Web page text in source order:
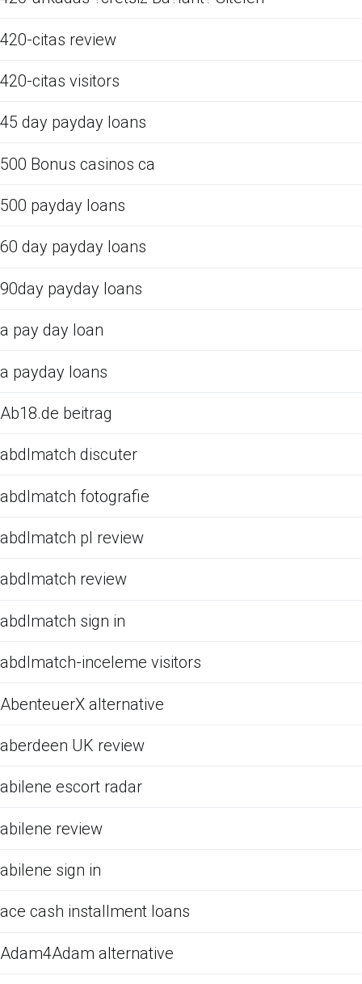
420-citas review
420-citas visitors
45 day payday loans
500 Bonus casinos ca
500 payday loans
60 day payday loans
90day payday loans
a pay day loan
a payday loans
Ab18.de beitrag
abdlmatch discuter
abdlmatch fotografie
abdlmatch pl review
abdlmatch review
abdlmatch sign in
abdlmatch-inceleme visitors
AbenteuerX alternative
aberdeen UK review
abilene escort radar
abilene review
abilene sign in
ace cash installment loans
Adam4Adam alternative